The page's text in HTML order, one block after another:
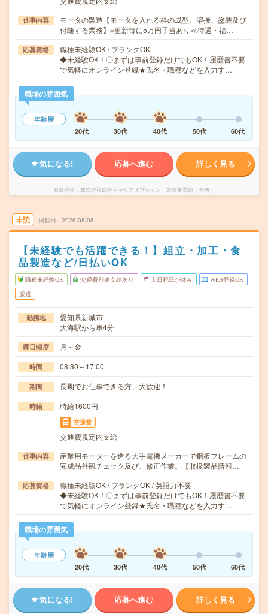
仕事内容
モータの製造【モータを入れる枠の成型、溶接、塗装及び
付随する業務】※更新毎に5万円手当あり≪待遇・福…
応募資格
職種未経験OK / ブランクOK
◆未経験OK！〇まずは事前登録だけでもOK！履歴書不要
で気軽にオンライン登録★氏名・職種などを入力す…
職場の雰囲気
年齢層
20代
30代 40代 50代 60代
気になる! 応募へ進む 詳しく見る
派遣会社 株式会社綜合キャリアオプション 製造事業部（全国）
未読 掲載日 2026/08/08
【未経験でも活躍できる！】組立・加工・食
品製造など/日払いOK
職種未経験OK 交通費別途支給あり 土日祝日が休み WEB登録OK
派遣
勤務地
愛知県新城市
大海駅から車4分
曜日頻度 月～金
時間 08:30～17:00
期間 長期でお仕事できる方、大歓迎！
時給 時給1600円
交通費
交通費規定内支給
仕事内容
産業用モーターを造る大手電機メーカーで鋼板フレームの
完成品外観チェック及び、修正作業。【取扱製品情報…
応募資格
職種未経験OK / ブランクOK / 英語力不要
◆未経験OK！〇まずは事前登録だけでもOK！履歴書不要
で気軽にオンライン登録★氏名・職種などを入力す…
職場の雰囲気
年齢層
20代
30代 40代 50代 60代
気になる! 応募へ進む 詳しく見る